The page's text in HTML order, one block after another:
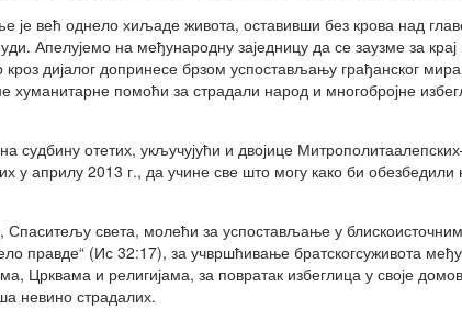
је већ однело хиљаде живота, оставивши без крова над
Апелујемо на међународну заједницу да се заузме за
дијалог допринесе брзом успостављању грађанског
хуманитарне помоћи за страдали народ и многобројне
судбину отетих, укључујући и двојице
у априлу 2013 г., да учине све што могу како би обезбедили
света, молећи за успостављање у блискоисточним
правде“ (Ис 32:17), за учвршћивање братскогсуживота међу
Црквама и религијама, за повратак избеглица у своје
невино страдалих.